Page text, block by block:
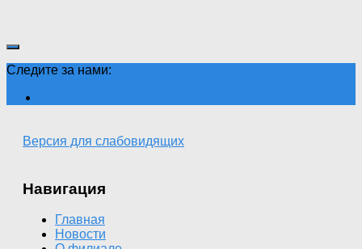
Следите за нами:
Версия для слабовидящих
Навигация
Главная
Новости